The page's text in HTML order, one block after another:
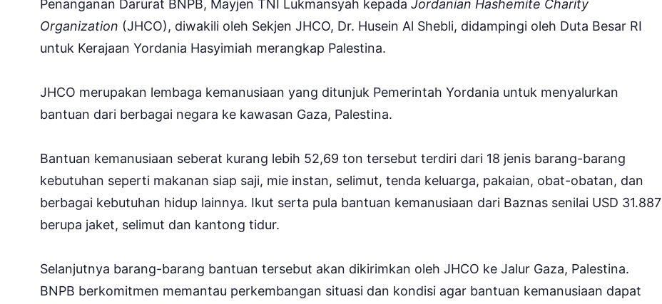
Penanganan Darurat BNPB, Mayjen TNI Lukmansyah kepada Jordanian Hashemite Charity
Organization (JHCO), diwakili oleh Sekjen JHCO, Dr. Husein Al Shebli, didampingi oleh Duta Besar RI
untuk Kerajaan Yordania Hasyimiah merangkap Palestina.
JHCO merupakan lembaga kemanusiaan yang ditunjuk Pemerintah Yordania untuk menyalurkan
bantuan dari berbagai negara ke kawasan Gaza, Palestina.
Bantuan kemanusiaan seberat kurang lebih 52,69 ton tersebut terdiri dari 18 jenis barang-barang
kebutuhan seperti makanan siap saji, mie instan, selimut, tenda keluarga, pakaian, obat-obatan, dan
berbagai kebutuhan hidup lainnya. Ikut serta pula bantuan kemanusiaan dari Baznas senilai USD 31.887
berupa jaket, selimut dan kantong tidur.
Selanjutnya barang-barang bantuan tersebut akan dikirimkan oleh JHCO ke Jalur Gaza, Palestina.
BNPB berkomitmen memantau perkembangan situasi dan kondisi agar bantuan kemanusiaan dapat